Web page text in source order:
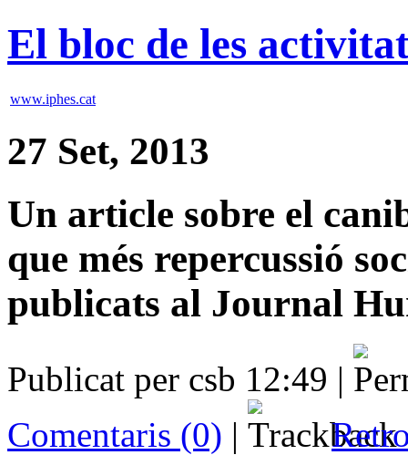
El bloc de les
www.iphes.cat
27 Set, 2013
Un article sobre el
que més repercussió
publicats al Journal
Publicat per csb 12:49 |
Comentaris (0) |